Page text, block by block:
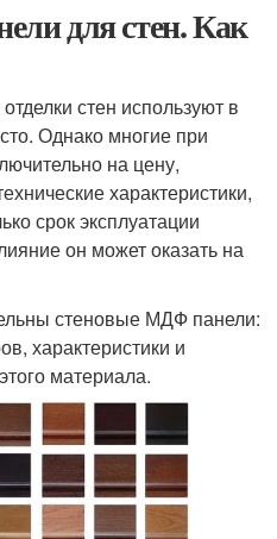
для стен. Как
стен используют в
Однако многие при
на цену,
характеристики,
срок эксплуатации
он может оказать на
стеновые МДФ панели:
характеристики и
материала.